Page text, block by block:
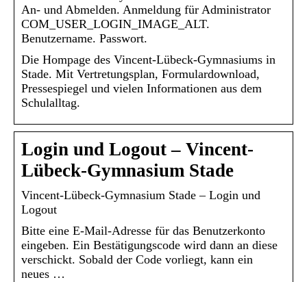
An- und Abmelden. Anmeldung für Administrator
COM_USER_LOGIN_IMAGE_ALT.
Benutzername. Passwort.
Die Hompage des Vincent-Lübeck-Gymnasiums in
Stade. Mit Vertretungsplan, Formulardownload,
Pressespiegel und vielen Informationen aus dem
Schulalltag.
Login und Logout – Vincent-
Lübeck-Gymnasium Stade
Vincent-Lübeck-Gymnasium Stade – Login und
Logout
Bitte eine E-Mail-Adresse für das Benutzerkonto
eingeben. Ein Bestätigungscode wird dann an diese
verschickt. Sobald der Code vorliegt, kann ein
neues …